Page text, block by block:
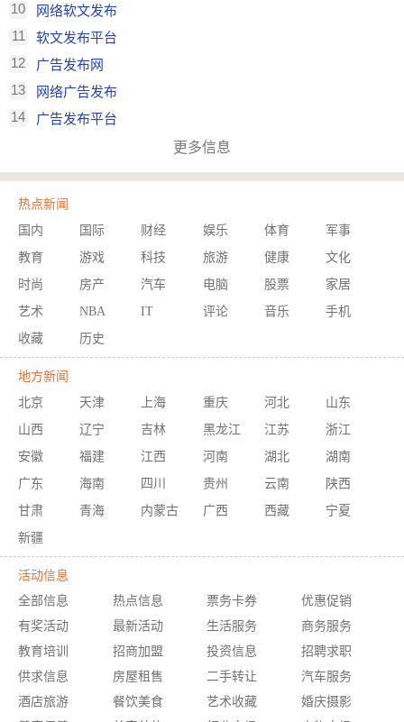
10 网络软文发布
11 软文发布平台
12 广告发布网
13 网络广告发布
14 广告发布平台
更多信息
热点新闻
国内 国际 财经 娱乐 体育
军事
教育
游戏 科技 旅游 健康
文化
时尚
房产 汽车 电脑 股票
家居
艺术
NBA IT 评论 音乐
手机
收藏
历史
地方新闻
北京 天津 上海 重庆 河北
山东
山西
辽宁 吉林 黑龙江 江苏
浙江
安徽
福建 江西 河南 湖北
湖南
广东
海南 四川 贵州 云南
陕西
甘肃
青海 内蒙古 广西 西藏
宁夏
新疆
活动信息
全部信息 热点信息 票务卡券
优惠促销
有奖活动
最新活动 生活服务
商务服务
教育培训
招商加盟 投资信息
招聘求职
供求信息
房屋租售 二手转让
汽车服务
酒店旅游
餐饮美食 艺术收藏
婚庆摄影